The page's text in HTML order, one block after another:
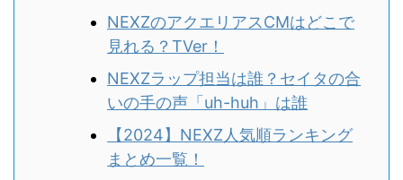
NEXZのアクエリアスCMはどこで
見れる？TVer！
NEXZラップ担当は誰？セイタの合
いの手の声「uh-huh」は誰
【2024】NEXZ人気順ランキング
まとめ一覧！